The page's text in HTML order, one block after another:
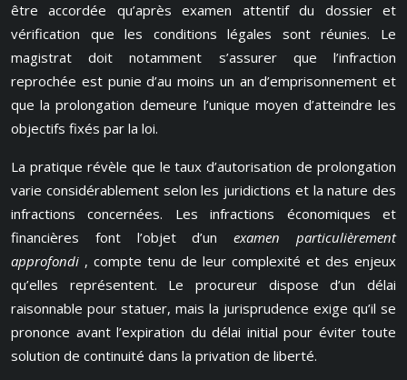
être accordée qu’après examen attentif du dossier et
vérification que les conditions légales sont réunies. Le
magistrat doit notamment s’assurer que l’infraction
reprochée est punie d’au moins un an d’emprisonnement et
que la prolongation demeure l’unique moyen d’atteindre les
objectifs fixés par la loi.
La pratique révèle que le taux d’autorisation de prolongation
varie considérablement selon les juridictions et la nature des
infractions concernées. Les infractions économiques et
financières font l’objet d’unexamen particulièrement
approfondi , compte tenu de leur complexité et des enjeux
qu’elles représentent. Le procureur dispose d’un délai
raisonnable pour statuer, mais la jurisprudence exige qu’il se
prononce avant l’expiration du délai initial pour éviter toute
solution de continuité dans la privation de liberté.